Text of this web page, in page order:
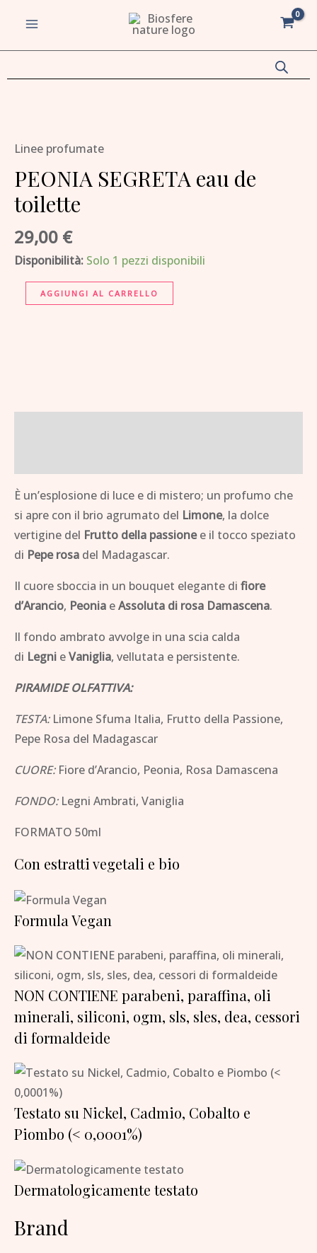
contenuto
Linee profumate
PEONIA SEGRETA eau de
toilette
29,00 €
Disponibilità: Solo 1 pezzi disponibili
eau
de
toilette
quantità
AGGIUNGI AL CARRELLO
È un’esplosione di luce e di mistero; un profumo che
si apre con il brio agrumato del Limone, la dolce
vertigine del Fru­tto della passionee il tocco speziato
di Pepe rosa del Madagascar.
Il cuore sboccia in un bouquet elegante di fiore
d’Arancio, Peonia eAssoluta di rosa Damascena.
Il fondo ambrato avvolge in una scia calda
di Legni eVaniglia, vellutata e persistente.
PIRAMIDE OLFATTIVA:
TESTA:Limone Sfuma Italia, Frutto della Passione,
Pepe Rosa del Madagascar
CUORE:Fiore d’Arancio, Peonia, Rosa Damascena
FONDO:Legni Ambrati, Vaniglia
FORMATO 50ml
Con estratti vegetali e bio
Formula Vegan
NON CONTIENE parabeni, paraffina, oli
minerali, siliconi, ogm, sls, sles, dea, cessori
di formaldeide
Testato su Nickel, Cadmio, Cobalto e
Piombo (< 0,0001%)
Dermatologicamente testato
Brand
disattiva
disattiva
disattiva
de